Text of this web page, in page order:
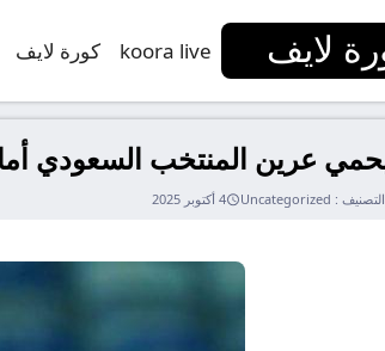
لايف koora live كورة لايف
عرين المنتخب السعودي
التصنيف : Uncategorized 4 أكتوبر 2025